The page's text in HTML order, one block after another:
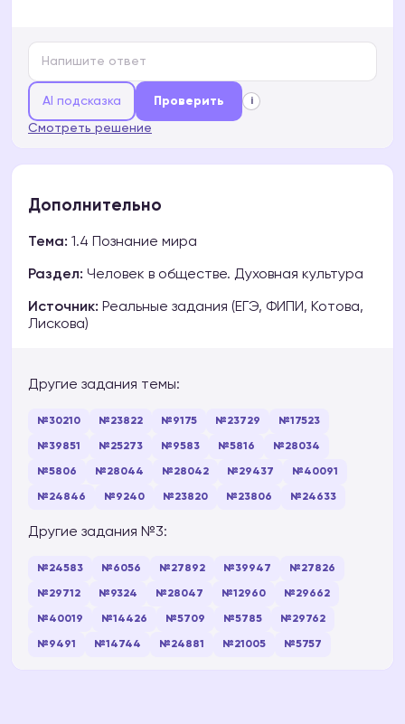
AI подсказка Проверить i
Смотреть решение
Дополнительно
Тема: 1.4 Познание мира
Раздел: Человек в обществе. Духовная культура
Источник: Реальные задания (ЕГЭ, ФИПИ, Котова,
Лискова)
Другие задания темы:
№30210 №23822 №9175 №23729 №17523
№39851 №25273 №9583 №5816 №28034
№5806 №28044 №28042 №29437 №40091
№24846 №9240 №23820 №23806 №24633
Другие задания №3:
№24583 №6056 №27892 №39947 №27826
№29712 №9324 №28047 №12960 №29662
№40019 №14426 №5709 №5785 №29762
№9491 №14744 №24881 №21005 №5757